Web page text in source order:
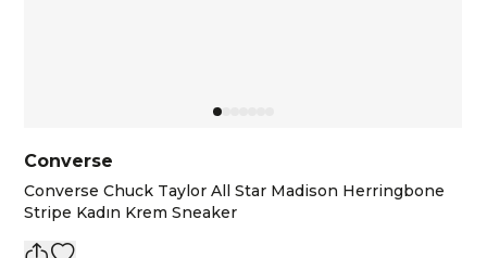
Converse
Converse Chuck Taylor All Star Madison Herringbone
Stripe Kadın Krem Sneaker